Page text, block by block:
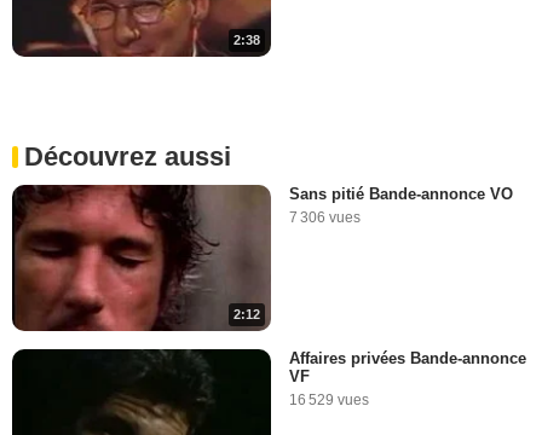
2:38
Découvrez aussi
2:12
Sans pitié Bande-annonce VO
7 306 vues
Affaires privées Bande-annonce
VF
16 529 vues